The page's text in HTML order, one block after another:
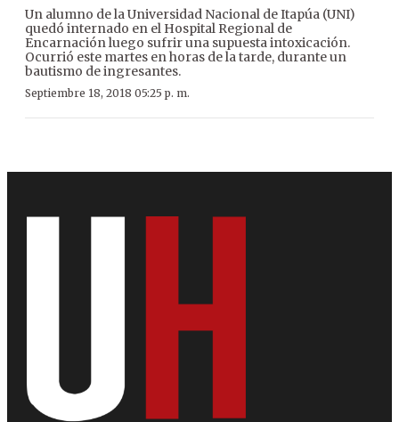
Un alumno de la Universidad Nacional de Itapúa (UNI)
quedó internado en el Hospital Regional de
Encarnación luego sufrir una supuesta intoxicación.
Ocurrió este martes en horas de la tarde, durante un
bautismo de ingresantes.
Septiembre 18, 2018 05:25 p. m.